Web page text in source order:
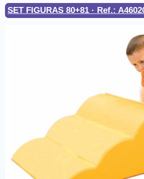
SET FIGURAS 80+81 · Ref.: